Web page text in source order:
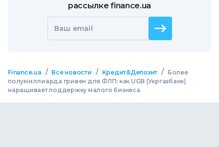
рассылке finance.ua
Ваш email
Finance.ua / Все новости / Кредит&Депозит /
Более
полумиллиарда гривен для ФЛП: как UGB (Укргазбанк)
наращивает поддержку малого бизнеса